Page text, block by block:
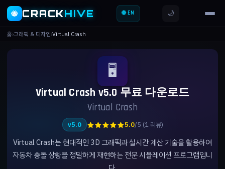
🐝 CRACKHIVE 🌐 EN 🌙
홈›그래픽 & 디자인›Virtual Crash
🖥️
Virtual Crash v5.0 무료 다운로드
Virtual Crash
v5.0 ★★★★★5.0/5 (1 리뷰)
Virtual Crash는 현대적인 3D 그래픽과 실시간 계산 기술을 활용하여
자동차 충돌 상황을 정밀하게 재현하는 전문 시뮬레이션 프로그램입니